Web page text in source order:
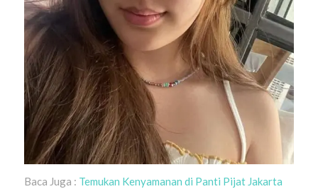
Baca Juga : Temukan Kenyamanan di Panti Pijat Jakarta